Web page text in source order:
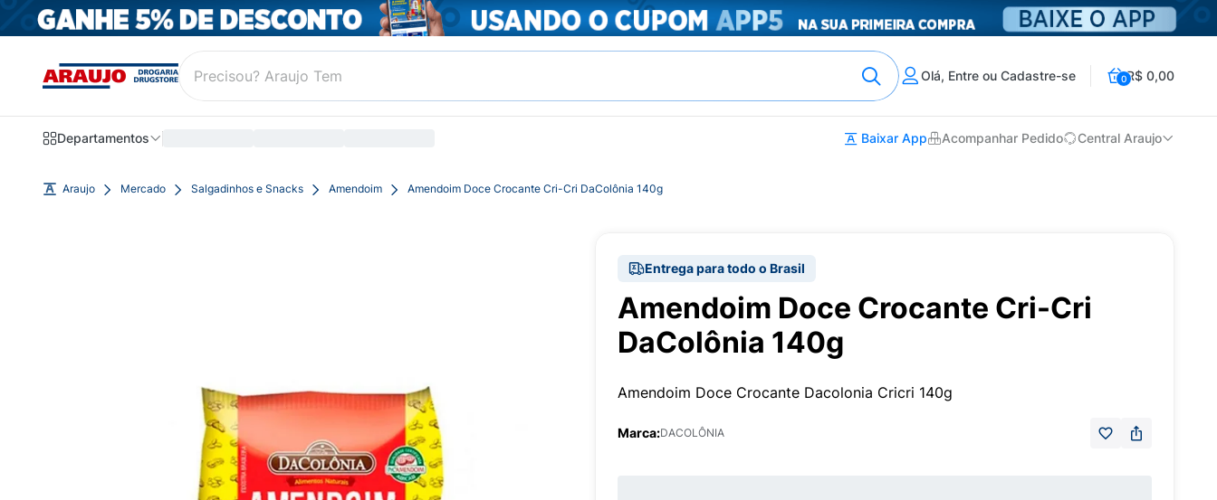
Olá, Entre ou Cadastre-se 0R$ 0,00
Departamentos Baixar App Acompanhar Pedido Central Araujo
Araujo Mercado Salgadinhos e Snacks Amendoim Amendoim Doce Crocante Cri-Cri DaColônia 140g
Entrega para todo o Brasil
Amendoim Doce Crocante Cri-Cri
DaColônia 140g
Amendoim Doce Crocante Dacolonia Cricri 140g
Marca:DACOLÔNIA